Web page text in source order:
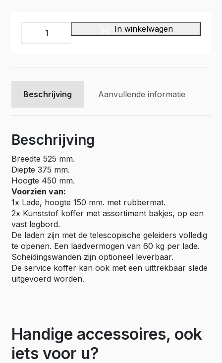
Aluminium
2KK
aantal
In winkelwagen
Beschrijving Aanvullende informatie
Beschrijving
Breedte 525 mm.
Diepte 375 mm.
Hoogte 450 mm.
Voorzien van:
1x Lade, hoogte 150 mm. met rubbermat.
2x Kunststof koffer met assortiment bakjes, op een
vast legbord.
De laden zijn met de telescopische geleiders volledig
te openen. Een laadvermogen van 60 kg per lade.
Scheidingswanden zijn optioneel leverbaar.
De service koffer kan ook met een uittrekbaar slede
uitgevoerd worden.
Handige accessoires, ook
iets voor u?